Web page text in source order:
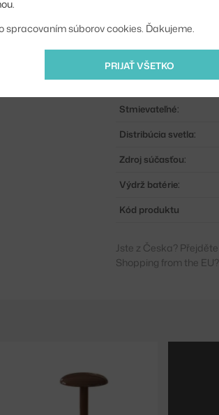
Svetelný tok:
Príkon:
Pätica / zdroj:
Stmievateľné:
Distribúcia svetla:
Zdroj súčasťou:
Výdrž batérie:
Kód produktu
Jste z Česka?
Shopping from the
spracovaním súborov cookies. Ďakujeme.
PRIJAŤ VŠETKO